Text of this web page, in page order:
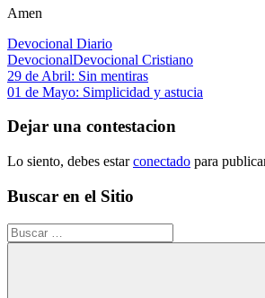
Amen
Devocional Diario
DevocionalDevocional Cristiano
Navegación
de
entradas
Entrada
anterior:
29 de Abril: Sin mentiras
Siguiente
01 de Mayo: Simplicidad y astucia
Dejar una contestacion
Lo siento, debes estarconectado para
Buscar en el Sitio
Buscar: